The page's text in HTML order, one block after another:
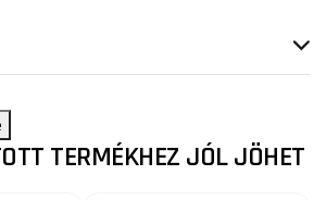
TERMÉKHEZ JÓL JÖHET